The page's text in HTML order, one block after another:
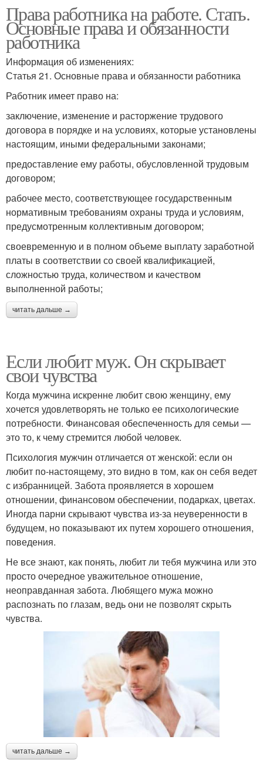
Права работника на работе. Стать.
Основные права и обязанности
работника
Информация об изменениях:
Статья 21. Основные права и обязанности работника
Работник имеет право на:
заключение, изменение и расторжение трудового
договора в порядке и на условиях, которые установлены
настоящим, иными федеральными законами;
предоставление ему работы, обусловленной трудовым
договором;
рабочее место, соответствующее государственным
нормативным требованиям охраны труда и условиям,
предусмотренным коллективным договором;
своевременную и в полном объеме выплату заработной
платы в соответствии со своей квалификацией,
сложностью труда, количеством и качеством
выполненной работы;
читать дальше →
Если любит муж. Он скрывает
свои чувства
Когда мужчина искренне любит свою женщину, ему
хочется удовлетворять не только ее психологические
потребности. Финансовая обеспеченность для семьи —
это то, к чему стремится любой человек.
Психология мужчин отличается от женской: если он
любит по-настоящему, это видно в том, как он себя ведет
с избранницей. Забота проявляется в хорошем
отношении, финансовом обеспечении, подарках, цветах.
Иногда парни скрывают чувства из-за неуверенности в
будущем, но показывают их путем хорошего отношения,
поведения.
Не все знают, как понять, любит ли тебя мужчина или это
просто очередное уважительное отношение,
неоправданная забота. Любящего мужа можно
распознать по глазам, ведь они не позволят скрыть
чувства.
читать дальше →